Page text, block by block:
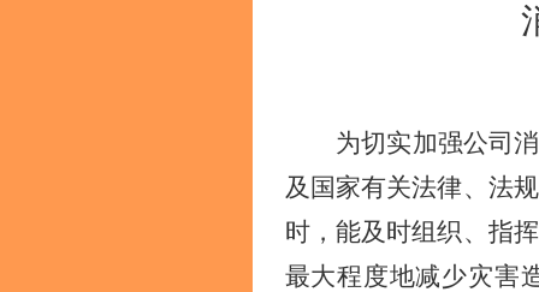
为切实加强公司
及国家有关法律、法
时，能及时组织、指
最大程度地减少灾害